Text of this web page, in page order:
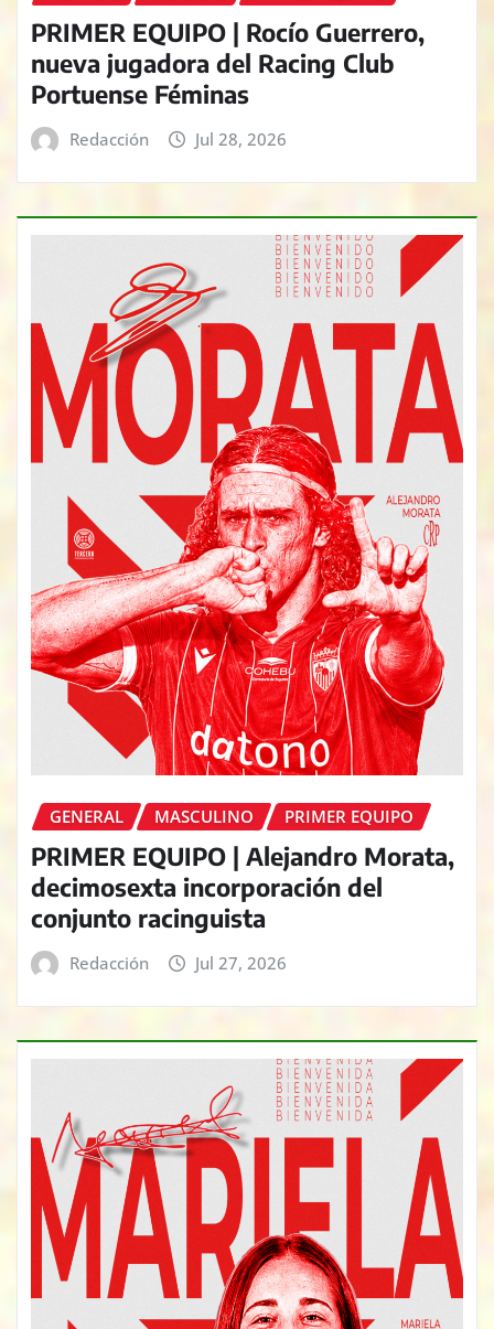
PRIMER EQUIPO | Rocío Guerrero,
nueva jugadora del Racing Club
Portuense Féminas
Redacción Jul 28, 2026
GENERAL MASCULINO PRIMER EQUIPO
PRIMER EQUIPO | Alejandro Morata,
decimosexta incorporación del
conjunto racinguista
Redacción Jul 27, 2026